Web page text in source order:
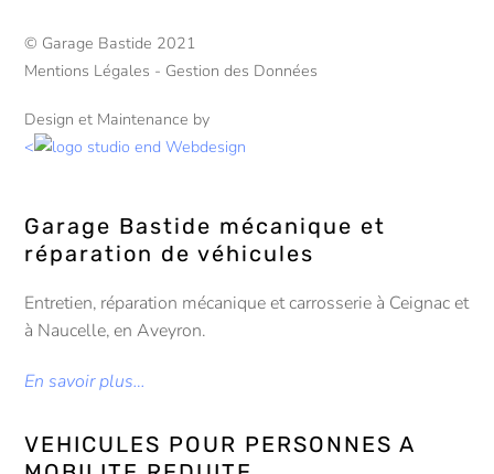
© Garage Bastide 2021
Mentions Légales - Gestion des Données
Design et Maintenance by
<
Garage Bastide mécanique et
réparation de véhicules
Entretien, réparation mécanique et carrosserie à Ceignac et
à Naucelle, en Aveyron.
En savoir plus…
VEHICULES POUR PERSONNES A